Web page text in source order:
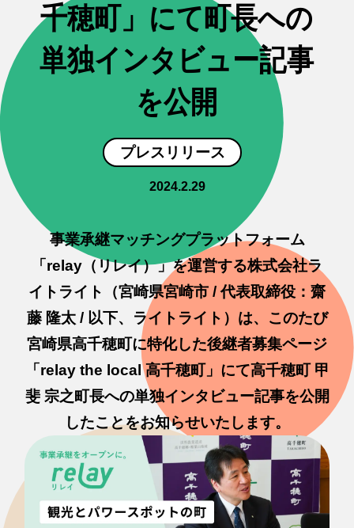
千穂町」にて町長への
単独インタビュー記事
を公開
プレスリリース
2024.2.29
事業承継マッチングプラットフォーム
「relay（リレイ）」を運営する株式会社ラ
イトライト（宮崎県宮崎市 / 代表取締役：齋
藤 隆太 / 以下、ライトライト）は、このたび
宮崎県高千穂町に特化した後継者募集ページ
「relay the local 高千穂町」にて高千穂町 甲
斐 宗之町長への単独インタビュー記事を公開
したことをお知らせいたします。